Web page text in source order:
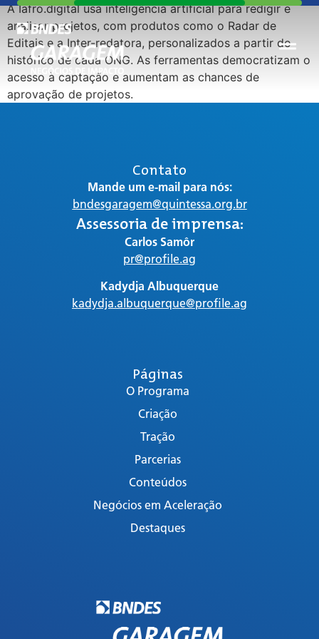
A Iafro.digital usa inteligência artificial para redigir e
analisar projetos, com produtos como o Radar de
Editais e a Inter-redatora, personalizados a partir do
histórico de cada ONG. As ferramentas democratizam o
acesso à captação e aumentam as chances de
aprovação de projetos.
Páginas
O Programa
Criação
Tração
Parcerias
Conteúdos
Negócios em Aceleração
Destaques
Contato
Mande um e-mail para nós:
bndesgaragem@quintessa.org.br
Assessoria de imprensa:
Carlos Samôr
pr@profile.ag
Kadydja Albuquerque
kadydja.albuquerque@profile.ag